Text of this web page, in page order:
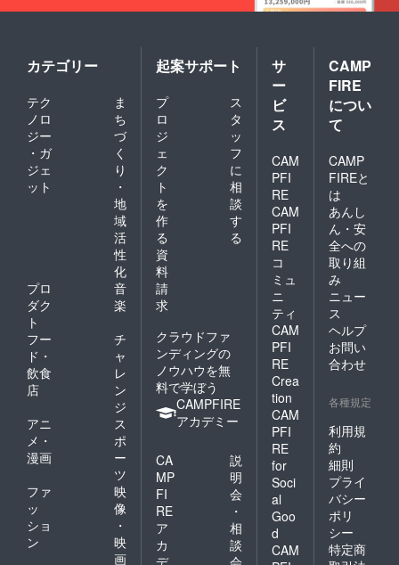
カテゴリー
テク
ノロ
ジー
・ガ
ジェ
ット
ま
ち
づ
く
り
・
地
域
活
性
化
プロ
ダク
ト
音
楽
フー
ド・
飲食
店
チ
ャ
レ
ン
ジ
アニ
メ・
漫画
ス
ポ
ー
ツ
ファ
ッ
ショ
ン
映
像
・
映
画
起案サポート
プ
ロ
ジ
ェ
ク
ト
を
作
る
ス
タ
ッ
フ
に
相
談
す
る
資
料
請
求
クラウドファ
ンディングの
ノウハウを無
料で学ぼう
CAMPFIRE
アカデミー
CA
MP
FI
RE
ア
カ
デ
説
明
会
・
相
談
会
サ
ー
ビ
ス
CAM
PFI
RE
CAM
PFI
RE
コ
ミュ
ニ
ティ
CAM
PFI
RE
Crea
tion
CAM
PFI
RE
for
Soci
al
Goo
d
CAM
CAMP
FIRE
につい
て
CAMP
FIREと
は
あんし
ん・安
全への
取り組
み
ニュー
ス
ヘルプ
お問い
合わせ
各種規定
利用規
約
細則
プライ
バシー
ポリ
シー
特定商